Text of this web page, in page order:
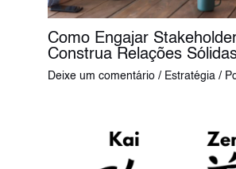
Como Engajar
Construa Relações
Deixe um comentário / Estratégia /